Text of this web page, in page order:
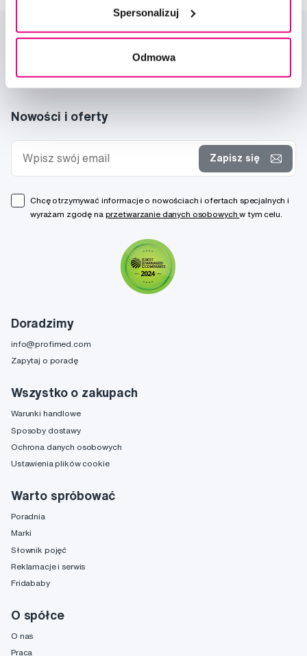
Spersonalizuj
Odmowa
Doradzimy
info@profimed.com
Zapytaj o poradę
Wszystko o zakupach
Warunki handlowe
Sposoby dostawy
Ochrona danych osobowych
Ustawienia plików cookie
Warto spróbować
Poradnia
Marki
Słownik pojęć
Reklamacje i serwis
Fridababy
O spółce
O nas
Praca
Nowości i oferty
Zapisz się
Chcę otrzymywać informacje o nowościach i ofertach specjalnych i
wyrażam zgodę na przetwarzanie danych osobowychw tym celu.